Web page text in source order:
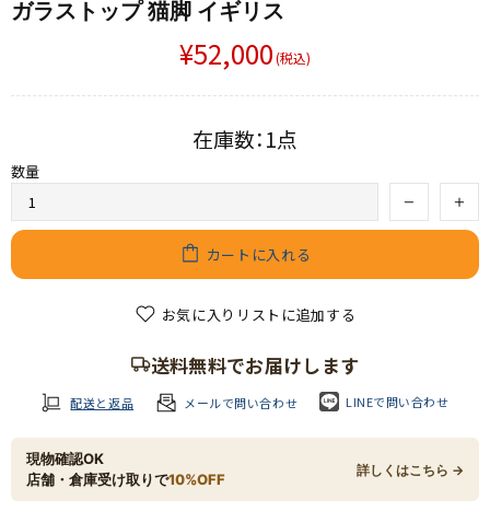
ガラストップ 猫脚 イギリス
¥52,000(税込)
在庫数：1点
数量
カートに入れる
お気に入りリストに追加する
送料無料でお届けします
配送と返品 メールで問い合わせ LINEで問い合わせ
現物確認OK
店舗・倉庫受け取りで10%OFF
詳しくはこちら →